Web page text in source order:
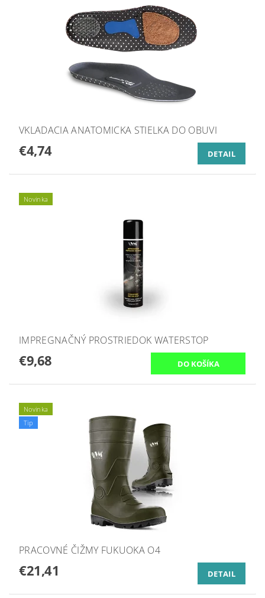
VKLADACIA ANATOMICKA STIELKA DO OBUVI
€4,74 DETAIL
Novinka
IMPREGNAČNÝ PROSTRIEDOK WATERSTOP
€9,68
Novinka
Tip
PRACOVNÉ ČIŽMY FUKUOKA O4
€21,41 DETAIL